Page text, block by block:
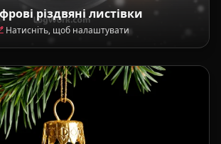
різдвяні листівки
Натисніть, щоб налаштувати